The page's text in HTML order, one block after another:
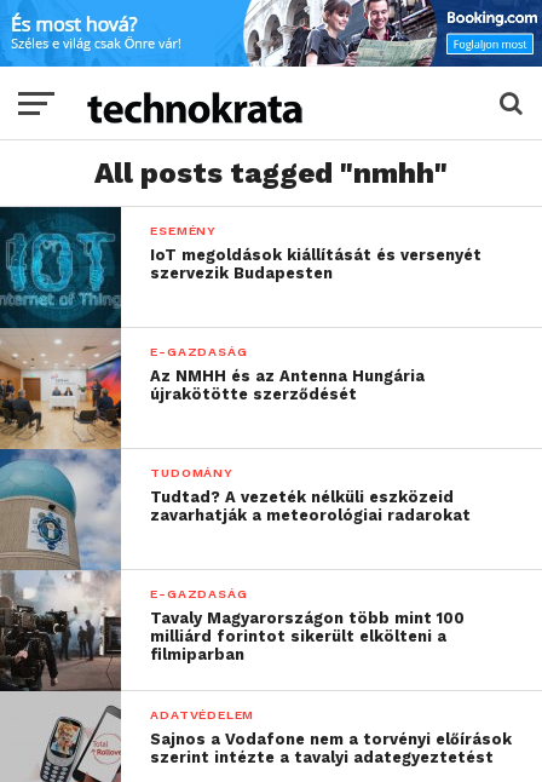
All posts tagged "nmhh"
ESEMÉNY
IoT megoldások kiállítását és versenyét
szervezik Budapesten
E-GAZDASÁG
Az NMHH és az Antenna Hungária
újrakötötte szerződését
TUDOMÁNY
Tudtad? A vezeték nélküli eszközeid
zavarhatják a meteorológiai radarokat
E-GAZDASÁG
Tavaly Magyarországon több mint 100
milliárd forintot sikerült elkölteni a
filmiparban
ADATVÉDELEM
Sajnos a Vodafone nem a torvényi előírások
szerint intézte a tavalyi adategyeztetést